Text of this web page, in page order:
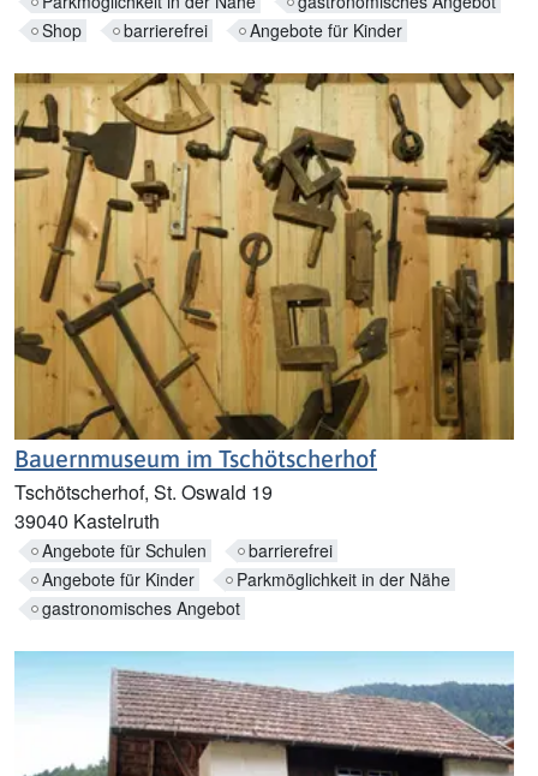
Shop
barrierefrei Angebote für Kinder
Bauernmuseum im Tschötscherhof
Tschötscherhof, St. Oswald 19
39040 Kastelruth
Angebote für Schulen
barrierefrei
Angebote für Kinder
Parkmöglichkeit in der Nähe
gastronomisches Angebot